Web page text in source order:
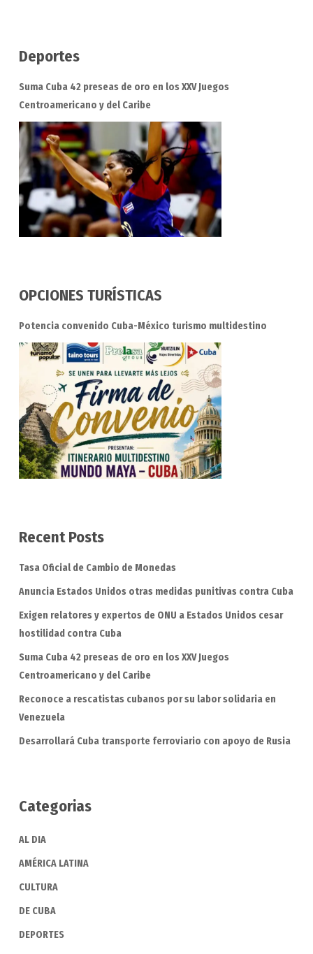
Deportes
Suma Cuba 42 preseas de oro en los XXV Juegos
Centroamericano y del Caribe
OPCIONES TURÍSTICAS
Potencia convenido Cuba-México turismo multidestino
Recent Posts
Tasa Oficial de Cambio de Monedas
Anuncia Estados Unidos otras medidas punitivas contra Cuba
Exigen relatores y expertos de ONU a Estados Unidos cesar
hostilidad contra Cuba
Suma Cuba 42 preseas de oro en los XXV Juegos
Centroamericano y del Caribe
Reconoce a rescatistas cubanos por su labor solidaria en
Venezuela
Desarrollará Cuba transporte ferroviario con apoyo de Rusia
Categorias
AL DIA
AMÉRICA LATINA
CULTURA
DE CUBA
DEPORTES